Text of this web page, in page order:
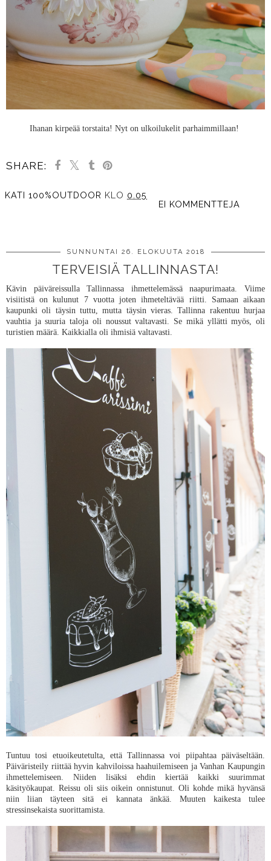
Ihanan kirpeää torstaita! Nyt on ulkoilukelit parhaimmillaan!
SHARE:
KATI 100%OUTDOOR KLO 0.05
EI KOMMENTTEJA
SUNNUNTAI 26. ELOKUUTA 2018
TERVEISIÄ TALLINNASTA!
Kävin päiväreissulla Tallinnassa ihmettelemässä naapurimaata. Viime
visiitistä on kulunut 7 vuotta joten ihmeteltävää riitti. Samaan aikaan
kaupunki oli täysin tuttu, mutta täysin vieras. Tallinna rakentuu hurjaa
vauhtia ja suuria taloja oli noussut valtavasti. Se mikä yllätti myös, oli
turistien määrä. Kaikkialla oli ihmisiä valtavasti.
Tuntuu tosi etuoikeutetulta, että Tallinnassa voi piipahtaa päiväseltään.
Päiväristeily riittää hyvin kahviloissa haahuilemiseen ja Vanhan Kaupungin
ihmettelemiseen. Niiden lisäksi ehdin kiertää kaikki suurimmat
käsityökaupat. Reissu oli siis oikein onnistunut. Oli kohde mikä hyvänsä
niin liian täyteen sitä ei kannata änkää. Muuten kaikesta tulee
stressinsekaista suorittamista.